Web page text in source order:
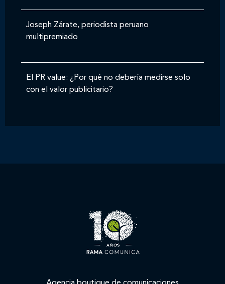
Joseph Zárate, periodista peruano
multipremiado
El PR value: ¿Por qué no debería medirse solo
con el valor publicitario?